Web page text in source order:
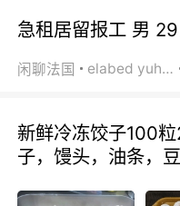
急租居留报工 男
闲聊法国 elabed yuhua
新鲜冷冻饺子100
子，馒头，油条，